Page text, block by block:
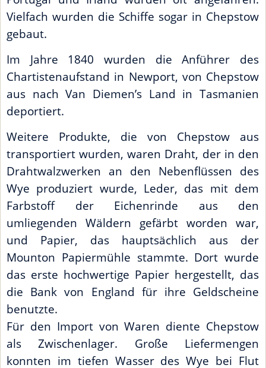
Vielfach wurden die Schiffe sogar in Chepstow
gebaut.
Im Jahre 1840 wurden die Anführer des
Chartistenaufstand in Newport, von Chepstow
aus nach Van Diemen’s Land in Tasmanien
deportiert.
Weitere Produkte, die von Chepstow aus
transportiert wurden, waren Draht, der in den
Drahtwalzwerken an den Nebenflüssen des
Wye produziert wurde, Leder, das mit dem
Farbstoff der Eichenrinde aus den
umliegenden Wäldern gefärbt worden war,
und Papier, das hauptsächlich aus der
Mounton Papiermühle stammte. Dort wurde
das erste hochwertige Papier hergestellt, das
die Bank von England für ihre Geldscheine
benutzte.
Für den Import von Waren diente Chepstow
als Zwischenlager. Große Liefermengen
konnten im tiefen Wasser des Wye bei Flut